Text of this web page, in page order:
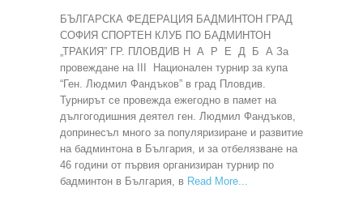
БЪЛГАРСКА ФЕДЕРАЦИЯ БАДМИНТОН ГРАД
СОФИЯ СПОРТЕН КЛУБ ПО БАДМИНТОН
„ТРАКИЯ” ГР. ПЛОВДИВ Н А Р Е Д Б А За
провеждане на ІІІ Национален турнир за купа
“Ген. Людмил Фандъков” в град Пловдив.
Турнирът се провежда ежегодно в памет на
дългогодишния деятел ген. Людмил Фандъков,
допринесъл много за популяризиране и развитие
на бадминтона в България, и за отбелязване на
46 години от първия организиран турнир по
бадминтон в България, в Read More